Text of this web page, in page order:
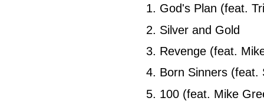
1. God's Plan (feat.
2. Silver and Gold
3. Revenge (feat.
4. Born Sinners (feat.
5. 100 (feat. Mike